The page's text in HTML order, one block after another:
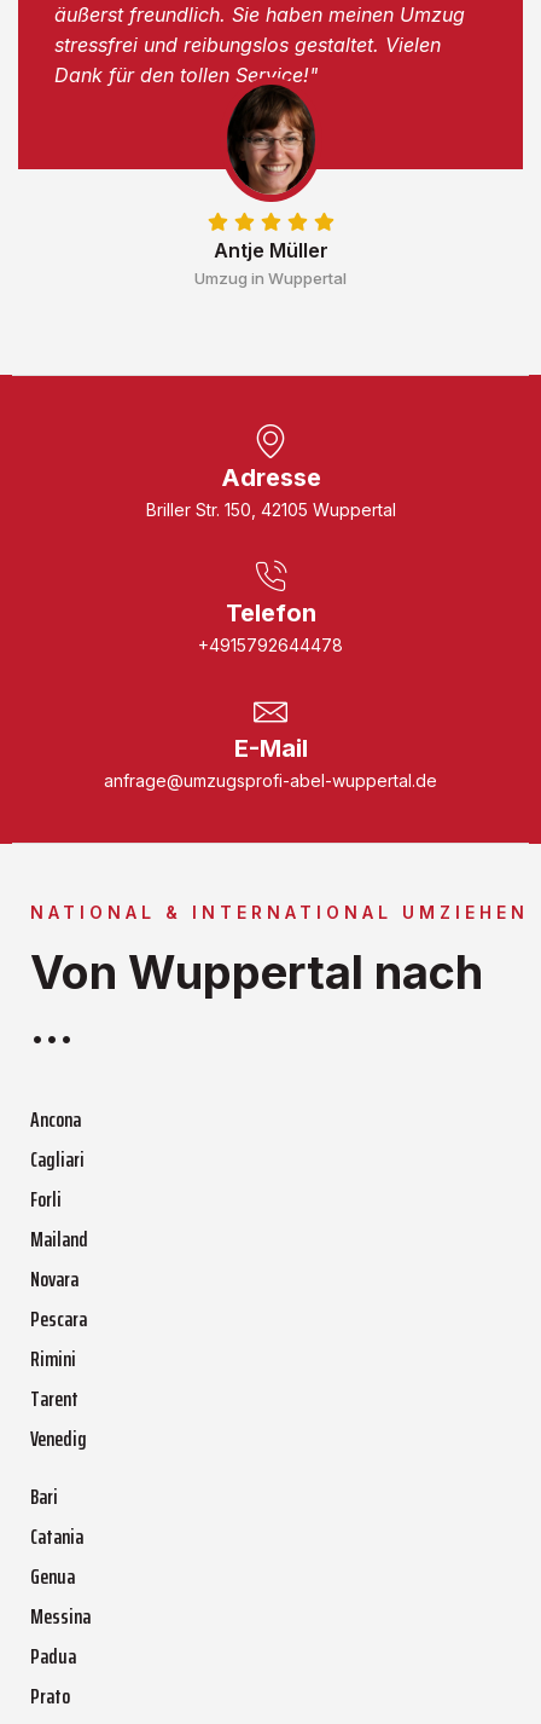
Antje Müller
Umzug in Wuppertal
äußerst freundlich. Sie haben meinen Umzug
stressfrei und reibungslos gestaltet. Vielen
Dank für den tollen Service!"
Adresse
Briller Str. 150, 42105 Wuppertal
Telefon
+4915792644478
E-Mail
anfrage@umzugsprofi-abel-wuppertal.de
NATIONAL & INTERNATIONAL UMZIEHEN
Von Wuppertal nach
...
Ancona
Cagliari
Forli
Mailand
Novara
Pescara
Rimini
Tarent
Venedig
Bari
Catania
Genua
Messina
Padua
Prato